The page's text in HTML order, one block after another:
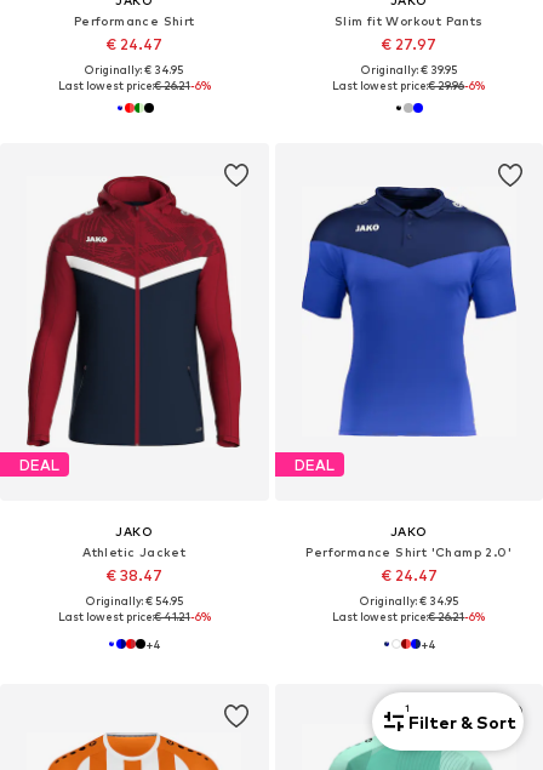
Performance Shirt
€ 24.47
Originally: € 34.95
Last lowest price:€ 26.21-6%
Slim fit Workout Pants
€ 27.97
Originally: € 39.95
Last lowest price:€ 29.96-6%
DEAL
JAKO
Athletic Jacket
€ 38.47
Originally: € 54.95
Last lowest price:€ 41.21-6%
+4
DEAL
JAKO
Performance Shirt 'Champ 2.0'
€ 24.47
Originally: € 34.95
Last lowest price:€ 26.21-6%
+4
1
Filter & Sort